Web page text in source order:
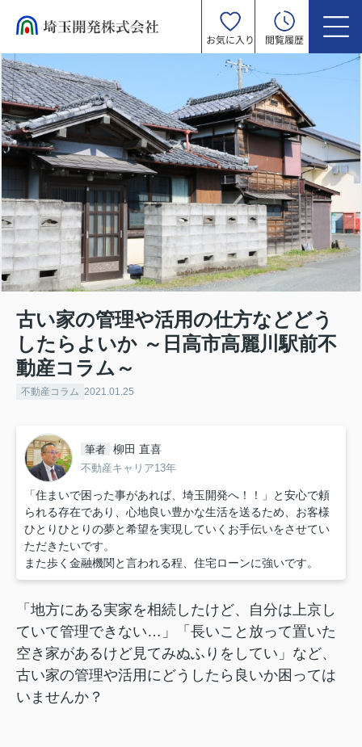
お気に入り 閲覧履歴
古い家の管理や活用の仕方などどう
したらよいか ～日高市高麗川駅前不
動産コラム～
不動産コラム 2021.01.25
筆者 柳田 直喜
不動産キャリア13年
「住まいで困った事があれば、埼玉開発へ！！」と安心で頼
られる存在であり、心地良い豊かな生活を送るため、お客様
ひとりひとりの夢と希望を実現していくお手伝いをさせてい
ただきたいです。
また歩く金融機関と言われる程、住宅ローンに強いです。
「地方にある実家を相続したけど、自分は上京し
ていて管理できない…」「長いこと放って置いた
空き家があるけど見てみぬふりをしてい」など、
古い家の管理や活用にどうしたら良いか困っては
いませんか？